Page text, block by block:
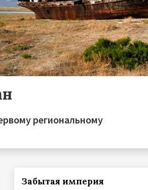
региональному
Забытая империя